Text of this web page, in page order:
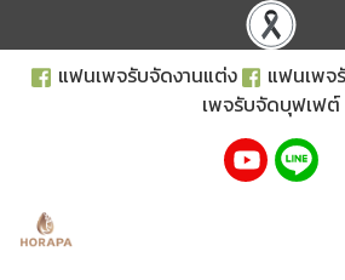
แฟนเพจรับจัดงานแต่ง แฟนเพจ
เพจรับจัดบุฟเฟต์